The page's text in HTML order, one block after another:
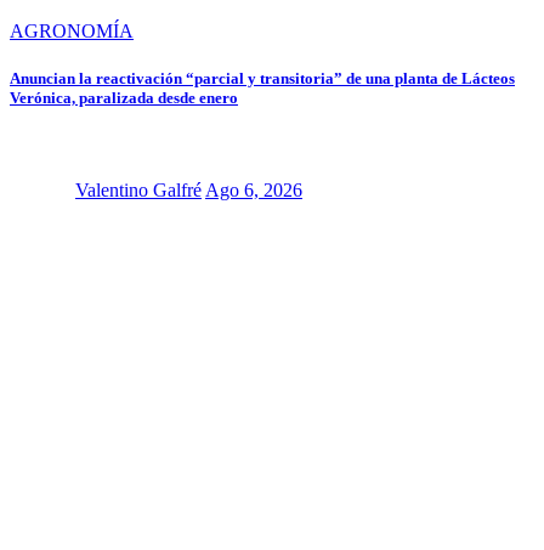
AGRONOMÍA
Anuncian la reactivación “parcial y transitoria” de una planta de Lácteos
Verónica, paralizada desde enero
Valentino Galfré Ago 6, 2026